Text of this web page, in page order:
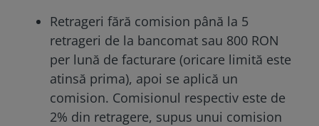
Retrageri fără comision până la 5
retrageri de la bancomat sau 800 RON
per lună de facturare (oricare limită este
atinsă prima), apoi se aplică un
comision. Comisionul respectiv este de
2% din retragere, supus unui comision